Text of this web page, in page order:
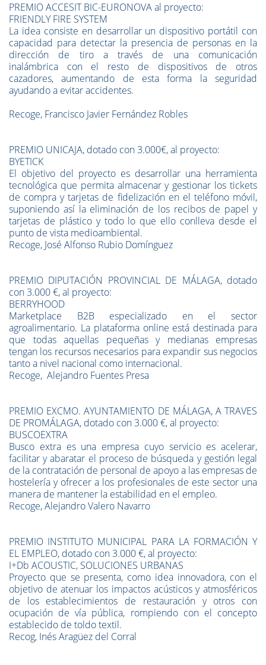
PREMIO ACCESIT BIC-EURONOVA al proyecto:
FRIENDLY FIRE SYSTEM
La idea consiste en desarrollar un dispositivo portátil con
capacidad para detectar la presencia de personas en la
dirección de tiro a través de una comunicación
inalámbrica con el resto de dispositivos de otros
cazadores, aumentando de esta forma la seguridad
ayudando a evitar accidentes.
Recoge, Francisco Javier Fernández Robles
PREMIO UNICAJA, dotado con 3.000€, al proyecto:
BYETICK
El objetivo del proyecto es desarrollar una herramienta
tecnológica que permita almacenar y gestionar los tickets
de compra y tarjetas de fidelización en el teléfono móvil,
suponiendo así la eliminación de los recibos de papel y
tarjetas de plástico y todo lo que ello conlleva desde el
punto de vista medioambiental.
Recoge, José Alfonso Rubio Domínguez
PREMIO DIPUTACIÓN PROVINCIAL DE MÁLAGA, dotado
con 3.000 €, al proyecto:
BERRYHOOD
Marketplace B2B especializado en el sector
agroalimentario. La plataforma online está destinada para
que todas aquellas pequeñas y medianas empresas
tengan los recursos necesarios para expandir sus negocios
tanto a nivel nacional como internacional.
Recoge, Alejandro Fuentes Presa
PREMIO EXCMO. AYUNTAMIENTO DE MÁLAGA, A TRAVES
DE PROMÁLAGA, dotado con 3.000 €, al proyecto:
BUSCOEXTRA
Busco extra es una empresa cuyo servicio es acelerar,
facilitar y abaratar el proceso de búsqueda y gestión legal
de la contratación de personal de apoyo a las empresas de
hostelería y ofrecer a los profesionales de este sector una
manera de mantener la estabilidad en el empleo.
Recoge, Alejandro Valero Navarro
PREMIO INSTITUTO MUNICIPAL PARA LA FORMACIÓN Y
EL EMPLEO, dotado con 3.000 €, al proyecto:
I+Db ACOUSTIC, SOLUCIONES URBANAS
Proyecto que se presenta, como idea innovadora, con el
objetivo de atenuar los impactos acústicos y atmosféricos
de los establecimientos de restauración y otros con
ocupación de vía pública, rompiendo con el concepto
establecido de toldo textil.
Recog, Inés Aragüez del Corral